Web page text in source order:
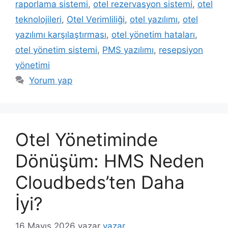
raporlama sistemi, otel rezervasyon sistemi, otel
teknolojileri, Otel Verimliliği, otel yazılımı, otel
yazılımı karşılaştırması, otel yönetim hataları,
otel yönetim sistemi, PMS yazılımı, resepsiyon
yönetimi
Yorum yap
Otel Yönetiminde
Dönüşüm: HMS Neden
Cloudbeds’ten Daha
İyi?
16 Mayıs 2026 yazar yazar